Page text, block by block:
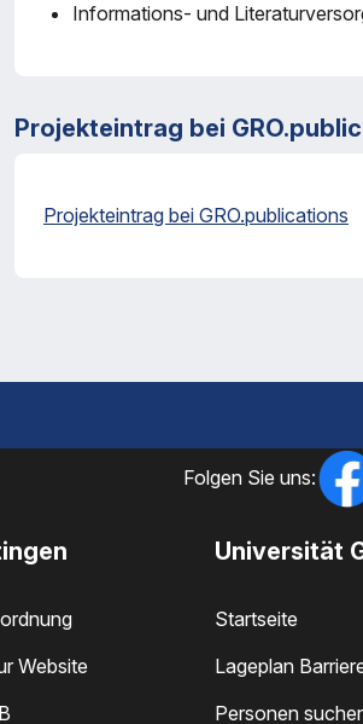
Informations- und
Projekteintrag bei
Projekteintrag bei GRO.publications
Folgen Sie uns:
Website
Universität
Startseite
Lageplan
Personen